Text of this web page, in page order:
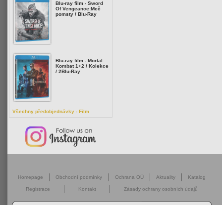
Blu-ray film - Sword
Of Vengeance:Meč
pomsty / Blu-Ray
Blu-ray film - Mortal
Kombat 1+2 / Kolekce
/ 2Blu-Ray
Všechny předobjednávky - Film
Homepage Obchodní podmínky Ochrana OÚ Aktuality Katalog
Registrace Kontakt Zásady ochrany osobních údajů